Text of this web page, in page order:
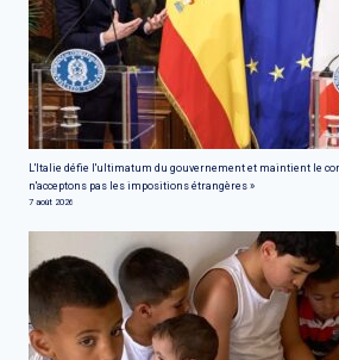
L'Italie défie l'ultimatum du gouvernement et maintient le
n'acceptons pas les impositions étrangères »
7 août 2026